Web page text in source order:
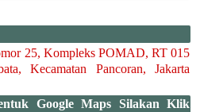
25, Kompleks POMAD, RT 015
Kecamatan Pancoran, Jakarta
Google Maps Silakan Klik